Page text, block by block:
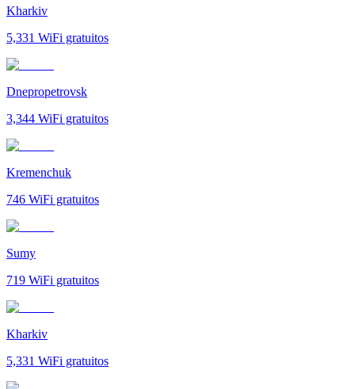
Kharkiv
5,331 WiFi gratuitos
Dnepropetrovsk
3,344 WiFi gratuitos
Kremenchuk
746 WiFi gratuitos
Sumy
719 WiFi gratuitos
Kharkiv
5,331 WiFi gratuitos